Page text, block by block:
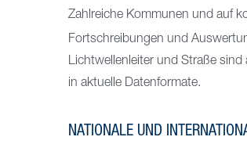
Zahlreiche Kommunen und auf
Fortschreibungen und
Lichtwellenleiter und Straße
in aktuelle Datenformate.
NATIONALE UND